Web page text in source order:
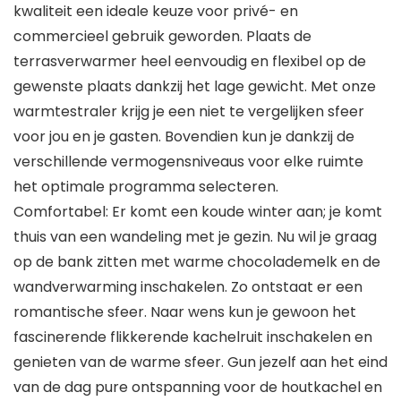
kwaliteit een ideale keuze voor privé- en
commercieel gebruik geworden. Plaats de
terrasverwarmer heel eenvoudig en flexibel op de
gewenste plaats dankzij het lage gewicht. Met onze
warmtestraler krijg je een niet te vergelijken sfeer
voor jou en je gasten. Bovendien kun je dankzij de
verschillende vermogensniveaus voor elke ruimte
het optimale programma selecteren.
Comfortabel: Er komt een koude winter aan; je komt
thuis van een wandeling met je gezin. Nu wil je graag
op de bank zitten met warme chocolademelk en de
wandverwarming inschakelen. Zo ontstaat er een
romantische sfeer. Naar wens kun je gewoon het
fascinerende flikkerende kachelruit inschakelen en
genieten van de warme sfeer. Gun jezelf aan het eind
van de dag pure ontspanning voor de houtkachel en